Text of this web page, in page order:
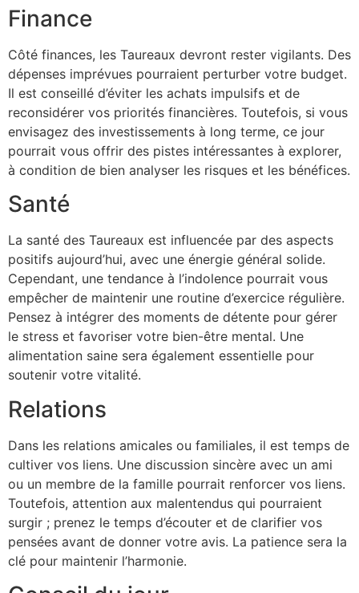
Finance
Côté finances, les Taureaux devront rester vigilants. Des
dépenses imprévues pourraient perturber votre budget.
Il est conseillé d’éviter les achats impulsifs et de
reconsidérer vos priorités financières. Toutefois, si vous
envisagez des investissements à long terme, ce jour
pourrait vous offrir des pistes intéressantes à explorer,
à condition de bien analyser les risques et les bénéfices.
Santé
La santé des Taureaux est influencée par des aspects
positifs aujourd’hui, avec une énergie général solide.
Cependant, une tendance à l’indolence pourrait vous
empêcher de maintenir une routine d’exercice régulière.
Pensez à intégrer des moments de détente pour gérer
le stress et favoriser votre bien-être mental. Une
alimentation saine sera également essentielle pour
soutenir votre vitalité.
Relations
Dans les relations amicales ou familiales, il est temps de
cultiver vos liens. Une discussion sincère avec un ami
ou un membre de la famille pourrait renforcer vos liens.
Toutefois, attention aux malentendus qui pourraient
surgir ; prenez le temps d’écouter et de clarifier vos
pensées avant de donner votre avis. La patience sera la
clé pour maintenir l’harmonie.